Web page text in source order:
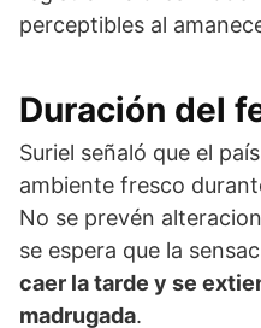
perceptibles al
Duración del
Suriel señaló que el
ambiente fresco
No se prevén
se espera que la
caer la tarde y se
madrugada.